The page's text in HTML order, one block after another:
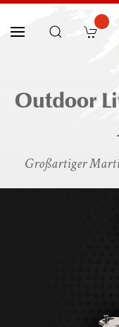
Outdoor
Großartiger